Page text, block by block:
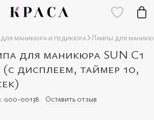
для маникюра и педикюра Лампы для
для маникюра SUN C1
(с дисплеем, таймер 10,
goo-00138 Оставить отзыв